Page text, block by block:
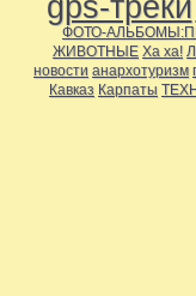
gps-треки
ФОТО-
ЖИВОТНЫЕ Ха ха!
новости анархотуризм
Кавказ Карпаты